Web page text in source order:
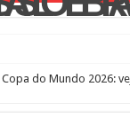
Copa do Mundo 2026: